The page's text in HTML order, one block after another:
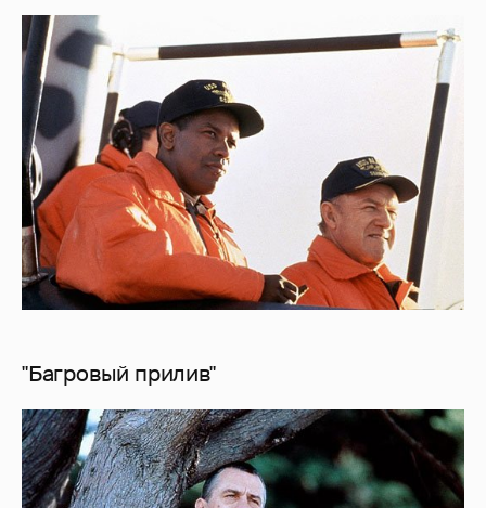
"Багровый прилив"